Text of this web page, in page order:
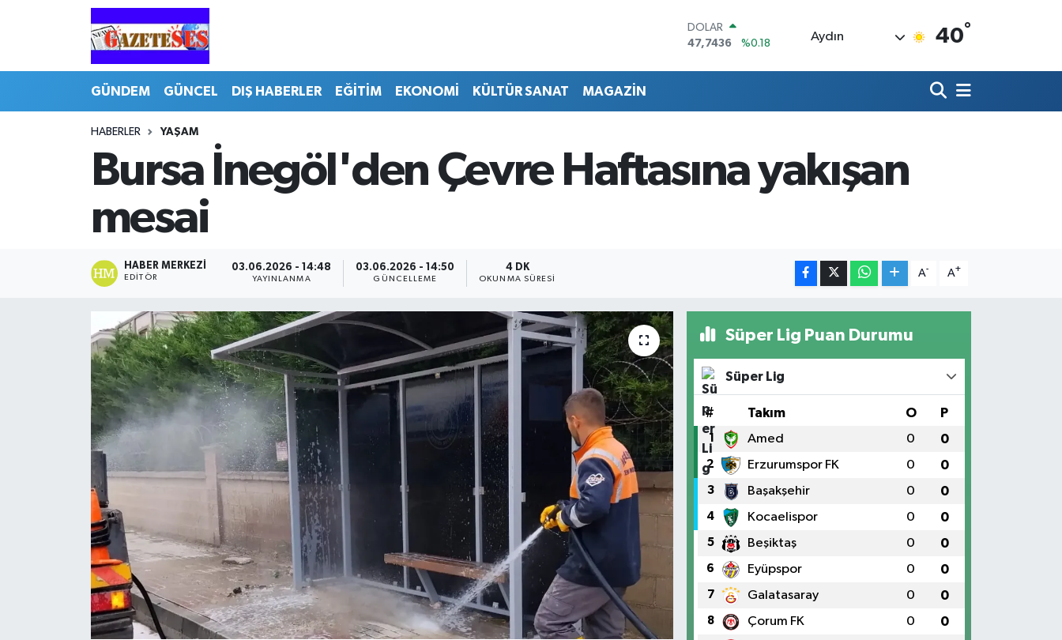
DOLAR
47,7436
%0.18
13.779
%-14
BITCOIN
Aydın 40°
GÜNDEM GÜNCEL DIŞ HABERLER EĞİTİM EKONOMİ KÜLTÜR SANAT MAGAZİN
HABERLER YAŞAM
Bursa İnegöl'den Çevre Haftasına yakışan
mesai
HABER MERKEZI
EDITÖR
03.06.2026 - 14:48
YAYINLANMA
03.06.2026 - 14:50
GÜNCELLEME
4 DK
OKUNMA SÜRESI
A- A+
Süper Lig Puan Durumu
Süper Lig
# Takım O P
1 Amed 0 0
2 Erzurumspor FK 0 0
3 Başakşehir 0 0
4 Kocaelispor 0 0
5 Beşiktaş 0 0
6 Eyüpspor 0 0
7 Galatasaray 0 0
8 Çorum FK 0 0